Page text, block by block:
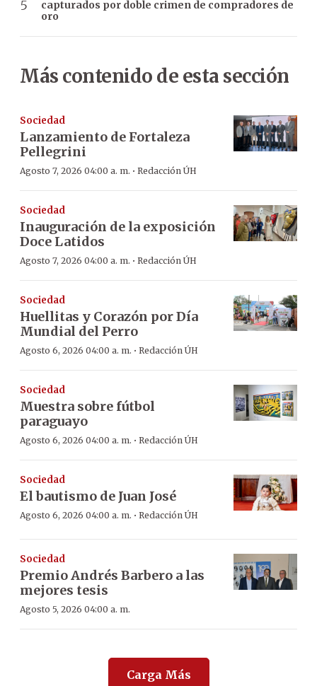
capturados por doble crimen de compradores de
oro
Más contenido de esta sección
Sociedad
Lanzamiento de Fortaleza
Pellegrini
Agosto 7, 2026 04:00 a. m. · Redacción ÚH
Sociedad
Inauguración de la exposición
Doce Latidos
Agosto 7, 2026 04:00 a. m. · Redacción ÚH
Sociedad
Huellitas y Corazón por Día
Mundial del Perro
Agosto 6, 2026 04:00 a. m. · Redacción ÚH
Sociedad
Muestra sobre fútbol
paraguayo
Agosto 6, 2026 04:00 a. m. · Redacción ÚH
Sociedad
El bautismo de Juan José
Agosto 6, 2026 04:00 a. m. · Redacción ÚH
Sociedad
Premio Andrés Barbero a las
mejores tesis
Agosto 5, 2026 04:00 a. m.
Carga Más